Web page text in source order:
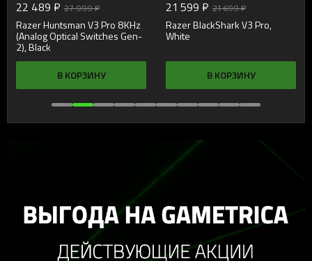
22 489 ₽ 27 999 ₽
Razer Huntsman V3 Pro 8KHz
(Analog Optical Switches Gen-
2), Black
В КОРЗИНУ
21 599 ₽ 21 699 ₽
Razer BlackShark V3 Pro,
White
В КОРЗИНУ